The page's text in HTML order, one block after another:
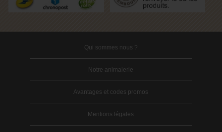
Qui sommes nous ?
Notre animalerie
Avantages et codes promos
Mentions légales